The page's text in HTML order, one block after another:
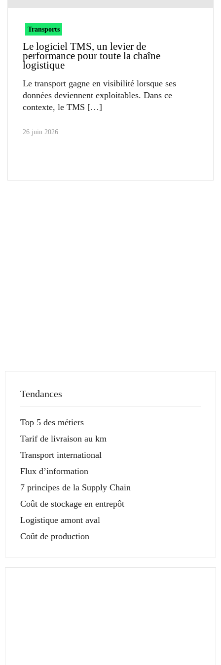
Transports
Le logiciel TMS, un levier de
performance pour toute la chaîne
logistique
Le transport gagne en visibilité lorsque ses
données deviennent exploitables. Dans ce
contexte, le TMS
26 juin 2026
Tendances
Top 5 des métiers
Tarif de livraison au km
Transport international
Flux d’information
7 principes de la Supply Chain
Coût de stockage en entrepôt
Logistique amont aval
Coût de production